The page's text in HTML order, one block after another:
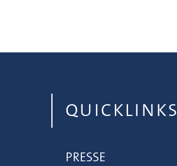
QUICKLINKS
PRESSE